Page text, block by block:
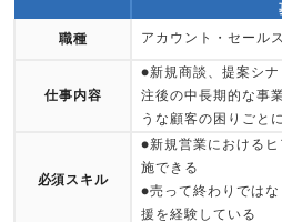
職種 アカウント・セールス
仕事内容
●新規商談、提案シ
注後の中長期的な事
うな顧客の困りごと
必須スキル
●新規営業における
施できる
●売って終わりでは
援を経験している